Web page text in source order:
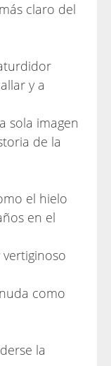
claro del
y a
sola imagen
de la
el hielo
en el
como
la